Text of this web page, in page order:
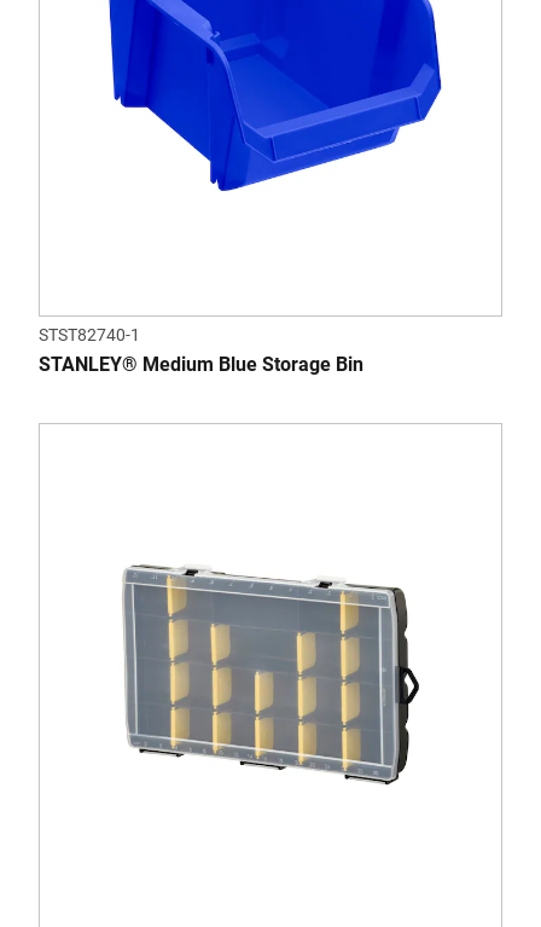
STST82740-1
STANLEY® Medium Blue Storage Bin